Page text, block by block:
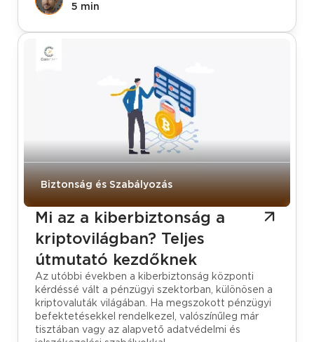
5 min
Biztonság és Szabályozás
Mi az a kiberbiztonság a
kriptovilágban? Teljes
útmutató kezdőknek
Az utóbbi években a kiberbiztonság központi
kérdéssé vált a pénzügyi szektorban, különösen a
kriptovaluták világában. Ha megszokott pénzügyi
befektetésekkel rendelkezel, valószínűleg már
tisztában vagy az alapvető adatvédelmi és